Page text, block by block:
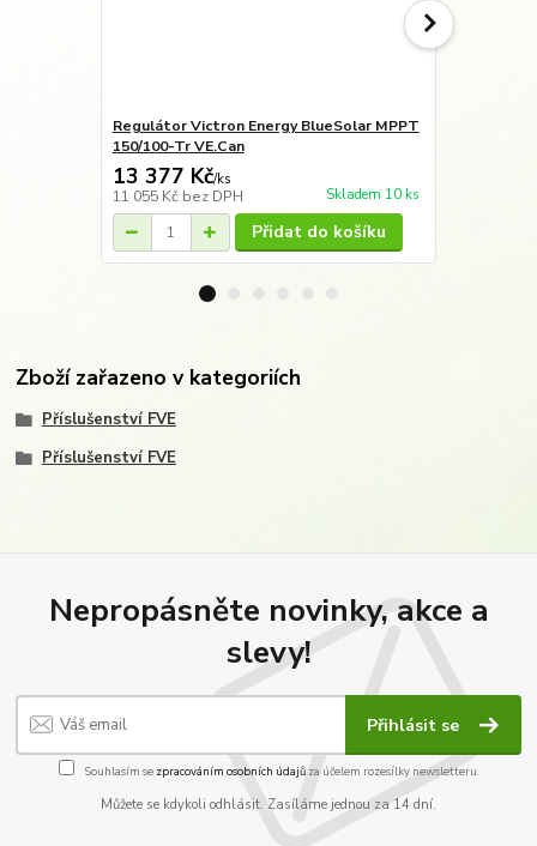
Regulátor Victron Energy BlueSolar MPPT
150/100-Tr VE.Can
13 377 Kč/ks
11 055 Kč bez DPH Skladem 10 ks
Přidat do košíku
Zboží zařazeno v kategoriích
Příslušenství FVE
Příslušenství FVE
Nepropásněte novinky, akce a
slevy!
Přihlásit se
Souhlasím se zpracováním osobních údajůza účelem rozesílky newsletteru.
Můžete se kdykoli odhlásit. Zasíláme jednou za 14 dní.